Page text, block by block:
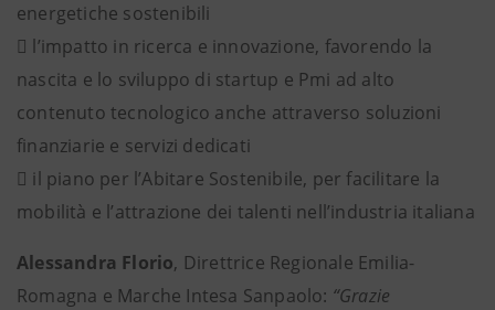
energetiche sostenibili
 l’impatto in ricerca e innovazione, favorendo la
nascita e lo sviluppo di startup e Pmi ad alto
contenuto tecnologico anche attraverso soluzioni
finanziarie e servizi dedicati
 il piano per l’Abitare Sostenibile, per facilitare la
mobilità e l’attrazione dei talenti nell’industria italiana
Alessandra Florio, Direttrice Regionale Emilia-
Romagna e Marche Intesa Sanpaolo: “Grazie